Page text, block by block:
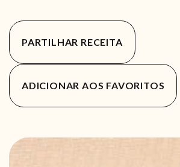
PARTILHAR RECEITA
ADICIONAR AOS FAVORITOS